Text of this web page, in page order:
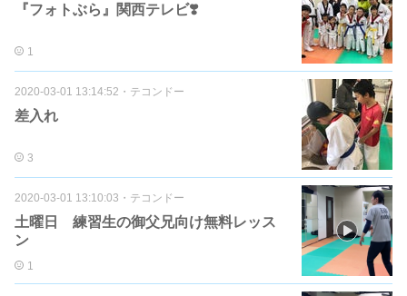
『フォトぶら』関西テレビ❣️
1
2020-03-01 13:14:52 ・ テコンドー
差入れ
3
2020-03-01 13:10:03 ・ テコンドー
土曜日 練習生の御父兄向け無料レッス
ン
1